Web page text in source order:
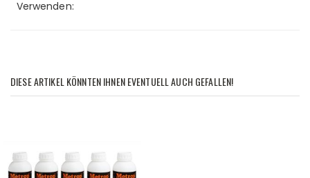
Verwenden:
DIESE ARTIKEL KÖNNTEN IHNEN EVENTUELL AUCH GEFALLEN!